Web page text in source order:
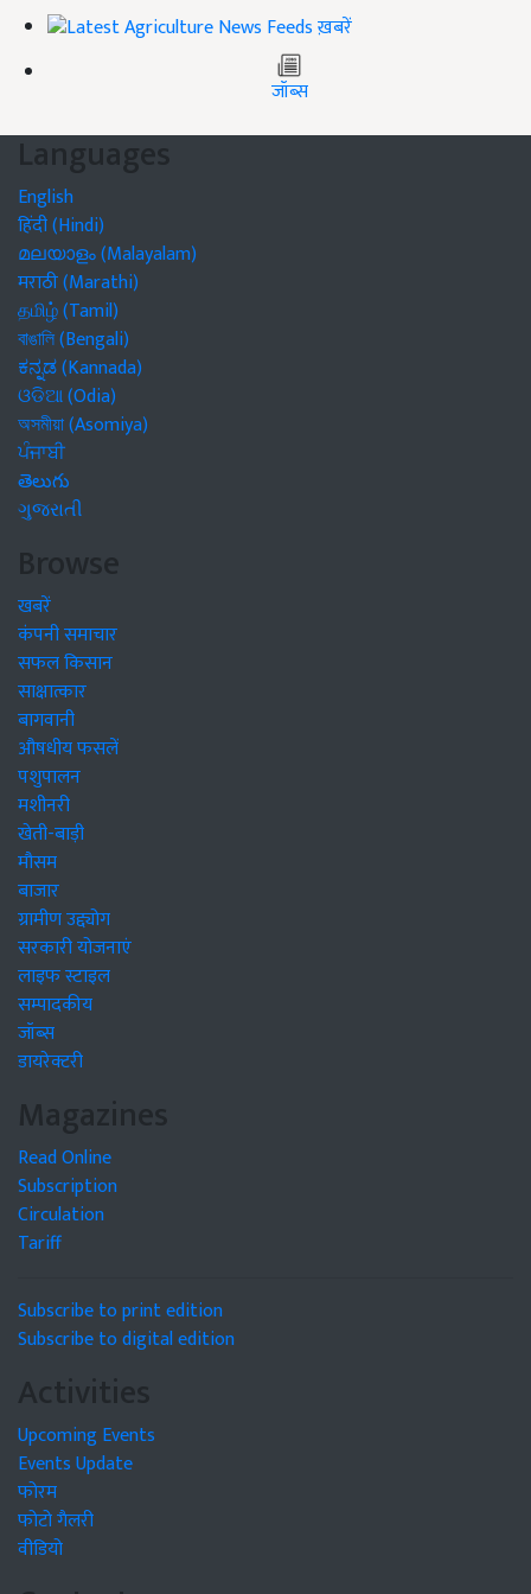
ख़बरें
जॉब्स
Languages
English
हिंदी (Hindi)
മലയാളം (Malayalam)
मराठी (Marathi)
தமிழ் (Tamil)
বাঙালি (Bengali)
ಕನ್ನಡ (Kannada)
ଓଡିଆ (Odia)
অসমীয়া (Asomiya)
ਪੰਜਾਬੀ
తెలుగు
ગુજરાતી
Browse
खबरें
कंपनी समाचार
सफल किसान
साक्षात्कार
बागवानी
औषधीय फसलें
पशुपालन
मशीनरी
खेती-बाड़ी
मौसम
बाजार
ग्रामीण उद्द्योग
सरकारी योजनाएं
लाइफ स्टाइल
सम्पादकीय
जॉब्स
डायरेक्टरी
Magazines
Read Online
Subscription
Circulation
Tariff
Subscribe to print edition
Subscribe to digital edition
Activities
Upcoming Events
Events Update
फोरम
फोटो गैलरी
वीडियो